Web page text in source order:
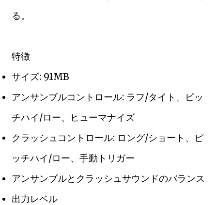
る。
特徴
サイズ: 91MB
アンサンブルコントロール: ラフ/タイト、ピッ
チハイ/ロー、ヒューマナイズ
クラッシュコントロール: ロング/ショート、ピ
ッチハイ/ロー、手動トリガー
アンサンブルとクラッシュサウンドのバランス
出力レベル